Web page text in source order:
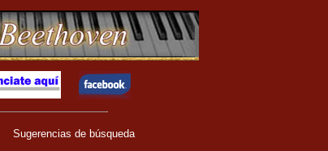
Sugerencias de búsqueda